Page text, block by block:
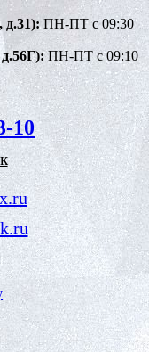
д.31):ПН-ПТ с 09:30
ПН-ПТ с 09:10
10